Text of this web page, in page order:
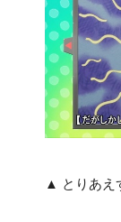
▲ とりあえ